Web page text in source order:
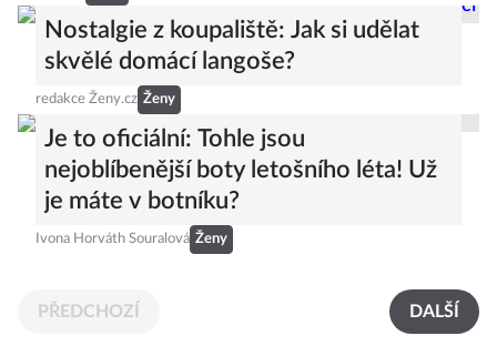
Nostalgie z koupaliště: Jak si udělat
skvělé domácí langoše?
redakce Ženy.cz Ženy
Je to oficiální: Tohle jsou
nejoblíbenější boty letošního léta! Už
je máte v botníku?
Ivona Horváth Souralová Ženy
PŘEDCHOZÍ DALŠÍ